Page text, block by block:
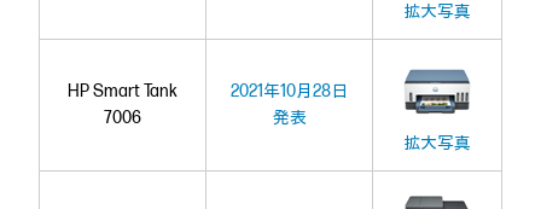
拡大写真
HP Smart Tank
7006
2021年10月28日
発表
拡大写真